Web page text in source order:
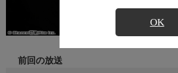
OK
前回の放送